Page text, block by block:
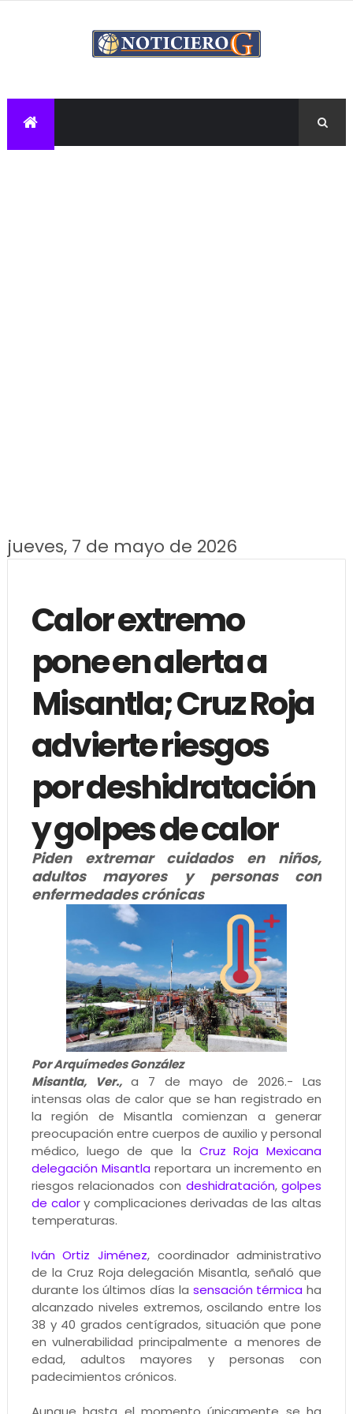
jueves, 7 de mayo de 2026
Calor extremo
pone en alerta a
Misantla; Cruz Roja
advierte riesgos
por deshidratación
y golpes de calor
Piden extremar cuidados en niños,
adultos mayores y personas con
enfermedades crónicas
Por Arquímedes González
Misantla, Ver., a 7 de mayo de 2026.- Las
intensas olas de calor que se han registrado en
la región de Misantla comienzan a generar
preocupación entre cuerpos de auxilio y personal
médico, luego de que la Cruz Roja Mexicana
delegación Misantla reportara un incremento en
riesgos relacionados con deshidratación,golpes
de calory complicaciones derivadas de las altas
temperaturas.
Iván Ortiz Jiménez, coordinador administrativo
de la Cruz Roja delegación Misantla, señaló que
durante los últimos días la sensación térmica ha
alcanzado niveles extremos, oscilando entre los
38 y 40 grados centígrados, situación que pone
en vulnerabilidad principalmente a menores de
edad, adultos mayores y personas con
padecimientos crónicos.